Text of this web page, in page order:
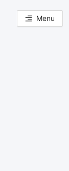
Menu